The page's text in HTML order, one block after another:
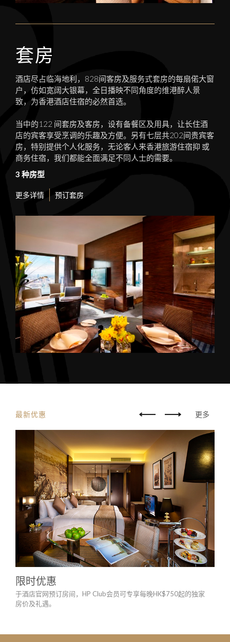
套房
酒店尽占临海地利，828间客房及服务式套房的每扇偌大窗
户，仿如宽阔大银幕，全日播映不同角度的维港醉人景
致，为香港酒店住宿的必然首选。
当中的122 间套房及客房，设有备餐区及用具，让长住酒
店的宾客享受烹调的乐趣及方便。另有七层共202间贵宾客
房，特别提供个人化服务，无论客人来香港旅游住宿抑 或
商务住宿，我们都能全面满足不同人士的需要。
3 种房型
更多详情 预订套房
最新优惠 更多
限时优惠
于酒店官网预订房间，HP Club会员可专享每晚HK$750起的独家
房价及礼遇。